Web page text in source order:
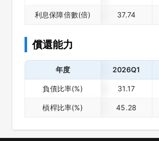
利息保障倍數(倍) 37.74
償還能力
年度 2026Q1
負債比率(%) 31.17
槓桿比率(%) 45.28